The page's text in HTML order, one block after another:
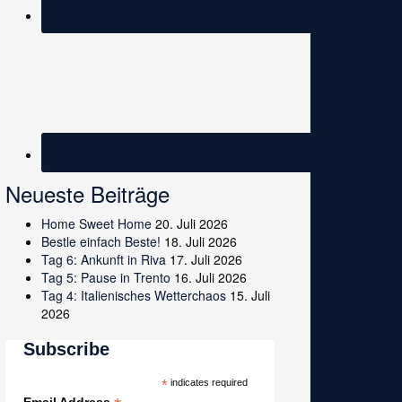
Neueste Beiträge
Home Sweet Home 20. Juli 2026
Bestle einfach Beste! 18. Juli 2026
Tag 6: Ankunft in Riva 17. Juli 2026
Tag 5: Pause in Trento 16. Juli 2026
Tag 4: Italienisches Wetterchaos 15. Juli
2026
Subscribe
*indicates required